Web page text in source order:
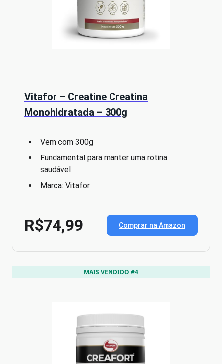
Vitafor – Creatine Creatina
Monohidratada – 300g
Vem com 300g
Fundamental para manter uma rotina
saudável
Marca: Vitafor
R$74,99 Comprar na Amazon
MAIS VENDIDO #4